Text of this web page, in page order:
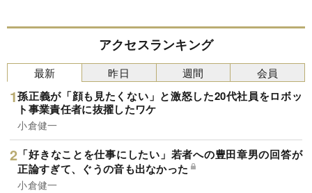
アクセスランキング
最新
孫正義が「顔も見たくない」と激怒した20代社員をロボッ
ト事業責任者に抜擢したワケ
小倉健一
「好きなことを仕事にしたい」若者への豊田章男の回答が
正論すぎて、ぐうの音も出なかった
小倉健一
昨日 週間 会員